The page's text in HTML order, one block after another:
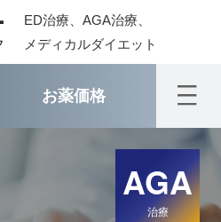
ED治療、AGA治療、
メディカルダイエット
お薬価格
AGA
治療